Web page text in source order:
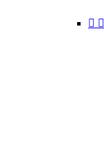
 